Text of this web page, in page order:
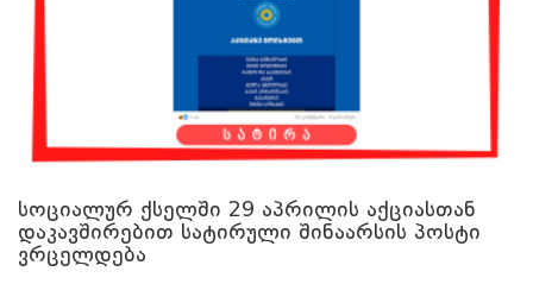
სოციალურ ქსელში 29 აპრილის აქციასთან
დაკავშირებით სატირული შინაარსის პოსტი
ვრცელდება